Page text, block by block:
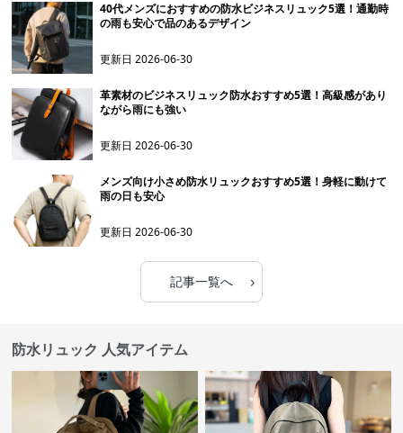
40代メンズにおすすめの防水ビジネスリュック5選！通勤時
の雨も安心で品のあるデザイン
更新日2026-06-30
革素材のビジネスリュック防水おすすめ5選！高級感があり
ながら雨にも強い
更新日2026-06-30
メンズ向け小さめ防水リュックおすすめ5選！身軽に動けて
雨の日も安心
更新日2026-06-30
記事一覧へ ›
防水リュック 人気アイテム